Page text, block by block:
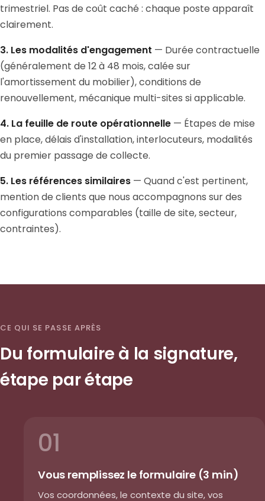
trimestriel. Pas de coût caché : chaque poste apparaît
clairement.
3. Les modalités d'engagement — Durée contractuelle
(généralement de 12 à 48 mois, calée sur
l'amortissement du mobilier), conditions de
renouvellement, mécanique multi-sites si applicable.
4. La feuille de route opérationnelle — Étapes de mise
en place, délais d'installation, interlocuteurs, modalités
du premier passage de collecte.
5. Les références similaires — Quand c'est pertinent,
mention de clients que nous accompagnons sur des
configurations comparables (taille de site, secteur,
contraintes).
CE QUI SE PASSE APRÈS
Du formulaire à la signature,
étape par étape
01
Vous remplissez le formulaire (3 min)
Vos coordonnées, le contexte du site, vos